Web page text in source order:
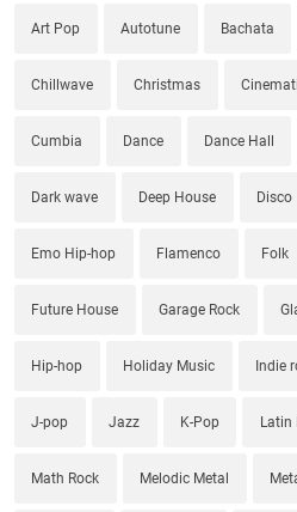
Art Pop Autotune Bachata
Chillwave Christmas
Cumbia Dance Dance Hall
Dark wave Deep House Disco
Emo Hip-hop Flamenco Folk
Future House Garage Rock
Hip-hop Holiday Music Indie
J-pop Jazz K-Pop Latin
Math Rock Melodic Metal